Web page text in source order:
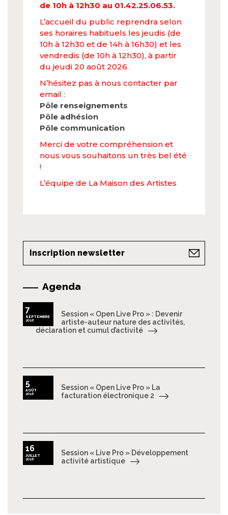
de 10h à 12h30 au 01.42.25.06.53.
L’accueil du public reprendra selon
ses horaires habituels les jeudis (de
10h à 12h30 et de 14h à 16h30) et les
vendredis (de 10h à 12h30), à partir
du jeudi 20 août 2026.
N’hésitez pas à nous contacter par
email :
Pôle renseignements
Pôle adhésion
Pôle communication
Merci de votre compréhension et
nous vous souhaitons un très bel été
!
L’équipe de La Maison des Artistes
Inscription newsletter
Agenda
7
SEPTEMBRE
2026
Session « Open Live Pro » : Devenir
artiste-auteur nature des activités,
déclaration et cumul d’activité
5
AOÛT
2026
Session « Open Live Pro » La
facturation électronique 2
16
JUILLET
2026
Session « Live Pro » Développement
activité artistique